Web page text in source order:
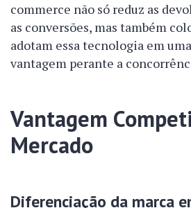
commerce não só reduz as
as conversões, mas também
adotam essa tecnologia em
vantagem perante a
Vantagem
Mercado
Diferenciação da marca